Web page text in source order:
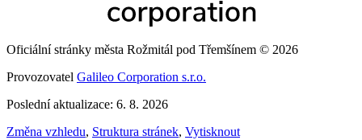
Oficiální stránky města Rožmitál pod Třemšínem © 2026
Provozovatel Galileo Corporation s.r.o.
Poslední aktualizace: 6. 8. 2026
Změna vzhledu, Struktura stránek, Vytisknout